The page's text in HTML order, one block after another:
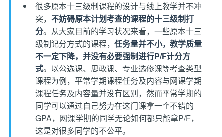
很多原本十三级制课程的设计与线上教学并不冲
突， 不妨碍原本计划考查的课程的十三级制打
分。从大家目前的学习状况来看，一些原本十三
级制记分方式的课程， 任务量并不小，教学质量
不一定下降，并没有必要强制进行P/F计分方
式。以公选课、思政课、专业选修课等考查类型
课程为例，平常学期课程任务及内容与网课学期
课程任务及内容量并没有区别，然而平常学期的
同学可以通过自己努力在这门课拿一个不错的
GPA，网课学期的同学无论如何都只能拿P/F，
这是对很多同学的不公平。